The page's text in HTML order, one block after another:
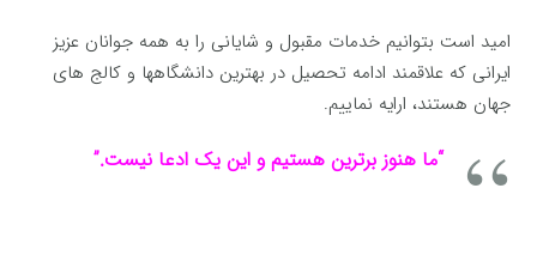
امید است بتوانیم خدمات مقبول و شایانی را به همه جوانان عزیز
ایرانی که علاقمند ادامه تحصیل در بهترین دانشگاهها و کالج های
جهان هستند، ارایه نماییم.
“ما هنوز برترین هستیم و این یک ادعا نیست.”